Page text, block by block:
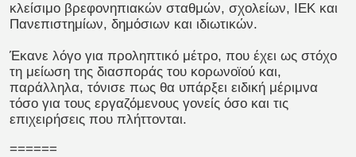
κλείσιμο βρεφονηπιακών σταθμών, σχολείων, ΙΕΚ και
Πανεπιστημίων, δημόσιων και ιδιωτικών.
Έκανε λόγο για προληπτικό μέτρο, που έχει ως στόχο
τη μείωση της διασποράς του κορωνοϊού και,
παράλληλα, τόνισε πως θα υπάρξει ειδική μέριμνα
τόσο για τους εργαζόμενους γονείς όσο και τις
επιχειρήσεις που πλήττονται.
======